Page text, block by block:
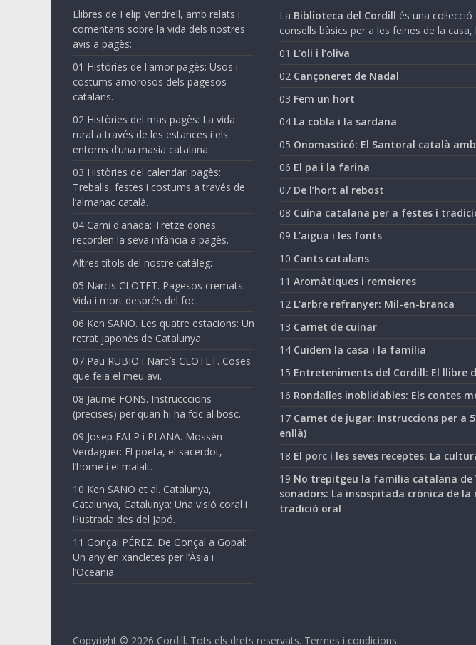
Llibres de Felip Vendrell, amb relats i
comentaris sobre la vida dels nostres
avis a pagès:
01 Històries de l'amor pagès: Usos i
costums amorosos dels pagesos
catalans.
02 Històries del mas pagès: La vida
rural a través de les estances i els
entorns d’una masia catalana.
03 Històries del calendari pagès:
Treballs, festes i costums a través de
l’almanac català.
04 Camí d'anada: Tretze dones
recorden la seva infància a pagès.
Altres títols del nostre catàleg:
05 Narcís CLOTET. Pagesos cremats:
Vida i mort després del foc.
06 Ken SANO. Les quatre estacions: Un
retrat japonès de Catalunya.
07 Pau RUBIO i Narcís CLOTET. Coses
que feia el meu avi.
08 Jaume FONS. Instrucccions
(precises) per quan hi ha foc al bosc.
09 Josep FALP i PLANA. Mossèn
Verdaguer: El poeta, el sacerdot,
l’home i el malalt.
10 Ken SANO et al. Catalunya,
Catalunya, Catalunya: Una visió coral i
il·lustrada des del Japó.
11 Gonçal PÉREZ. De Gonçal a Gopal:
Un any en xancletes per l’Àsia i
l’Oceania.
La Biblioteca del Cordill és una
consells bàsics per a les feines de la
01 L’oli i l’oliva
02 Cançoneret de Nadal
03 Fem un hort
04 La cobla i la sardana
05 Onomasticó: El Santoral català
06 El pa i la farina
07 De l’hort al rebost
08 Cuina catalana per a festes i
09 L'aigua i les fonts
10 Cants catalans
11 Aromàtiques i remeieres
12 L'arbre refranyer: Mil-en-branca
13 Carnet de cuinar
14 Cuidem la casa i la família
15 Entreteniments del Cordill: El llibre
16 Rondalles inoblidables: Els contes
17 Carnet de jugar: Instruccions per a
enllà)
18 El porc i les seves receptes: La
19 No trepitgeu la família catalana de
sonadors: La insospitada crònica de
tradició oral
Copyright © 2026 Cordill. Tots els drets reservats. Termes i condicions.